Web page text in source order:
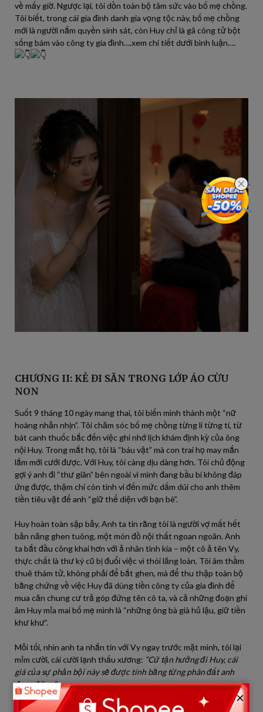
về mấy giờ. Ngược lại, tôi dồn toàn bộ tâm sức vào bố mẹ chồng.
Tôi biết, trong cái gia đình danh gia vọng tộc này, bố mẹ chồng
mới là người nắm quyền sinh sát, còn Huy chỉ là gã công tử bột
sống bám vào công ty gia đình….xem chi tiết dưới bình luận….
CHƯƠNG II: KẺ ĐI SĂN TRONG LỚP ÁO CỪU
NON
Suốt 9 tháng 10 ngày mang thai, tôi biến mình thành một “nữ
hoàng nhẫn nhịn”. Tôi chăm sóc bố mẹ chồng từng li từng tí, từ
bát canh thuốc bắc đến việc ghi nhớ lịch khám định kỳ của ông
nội Huy. Trong mắt họ, tôi là “báu vật” mà con trai họ may mắn
lắm mới cưới được. Với Huy, tôi càng dịu dàng hơn. Tôi chủ động
gợi ý anh đi “thư giãn” bên ngoài vì mình đang bầu bí không đáp
ứng được, thậm chí còn tinh vi đến mức dấm dúi cho anh thêm
tiền tiêu vặt để anh “giữ thể diện với bạn bè”.
Huy hoàn toàn sập bẫy. Anh ta tin rằng tôi là người vợ mất hết
bản năng ghen tuông, một món đồ nội thất ngoan ngoãn. Anh
ta bắt đầu công khai hơn với ả nhân tình kia – một cô ả tên Vy,
thực chất là thư ký cũ bị đuổi việc vì thói lăng loàn. Tôi âm thầm
thuê thám tử, không phải để bắt ghen, mà để thu thập toàn bộ
bằng chứng về việc Huy đã dùng tiền công ty của gia đình để
mua căn chung cư trả góp đứng tên cô ta, và cả những đoạn ghi
âm Huy mỉa mai bố mẹ mình là “những ông bà già hủ lậu, giữ tiền
khư khư”.
Mỗi tối, nhìn anh ta nhắn tin với Vy ngay trước mặt mình, tôi lại
mỉm cười, cái cười lạnh thấu xương: “Cứ tận hưởng đi Huy, cái
giá của sự phản bội này sẽ được tính bằng từng phân đất anh
đang đứng.”
CHƯƠNG III: NGÀY KHAI NHỤY VÀ BUỔI TIỆC
×